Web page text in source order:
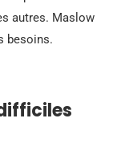
autres. Maslow
besoins.